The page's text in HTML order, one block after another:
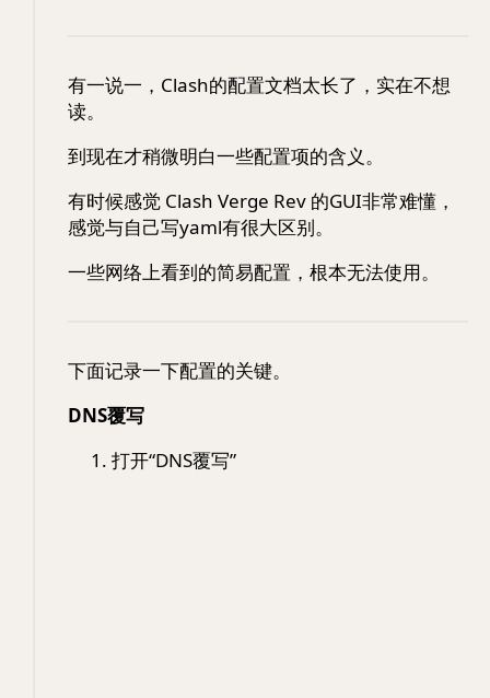
有一说一，Clash的配置文档太长了，实在不想
读。
到现在才稍微明白一些配置项的含义。
有时候感觉 Clash Verge Rev 的GUI非常难懂，
感觉与自己写yaml有很大区别。
一些网络上看到的简易配置，根本无法使用。
下面记录一下配置的关键。
DNS覆写
打开“DNS覆写”